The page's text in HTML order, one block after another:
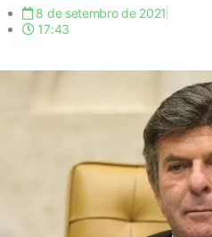
8 de setembro de 2021
17:43